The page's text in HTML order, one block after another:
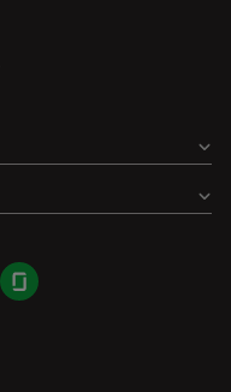
Glassdoor